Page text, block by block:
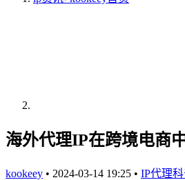
海外代理IP在跨境电商
kookeey • 2024-03-14 19:25 • IP代理